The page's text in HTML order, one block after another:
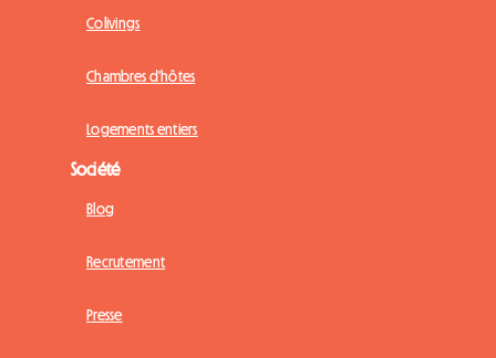
Colivings
Chambres d'hôtes
Logements entiers
Société
Blog
Recrutement
Presse